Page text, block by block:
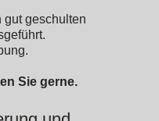
gut geschulten
Sie gerne.